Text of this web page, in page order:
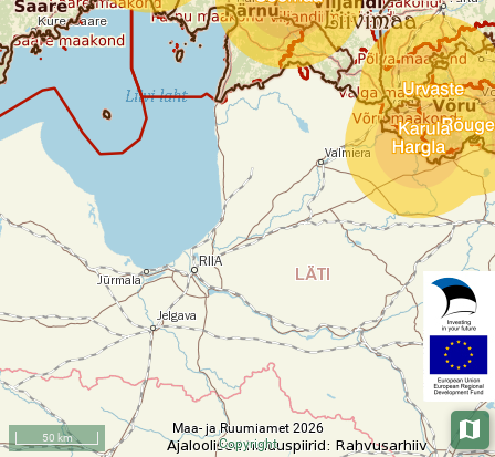
50 km
Maa- ja Ruumiamet 2026
Copyright